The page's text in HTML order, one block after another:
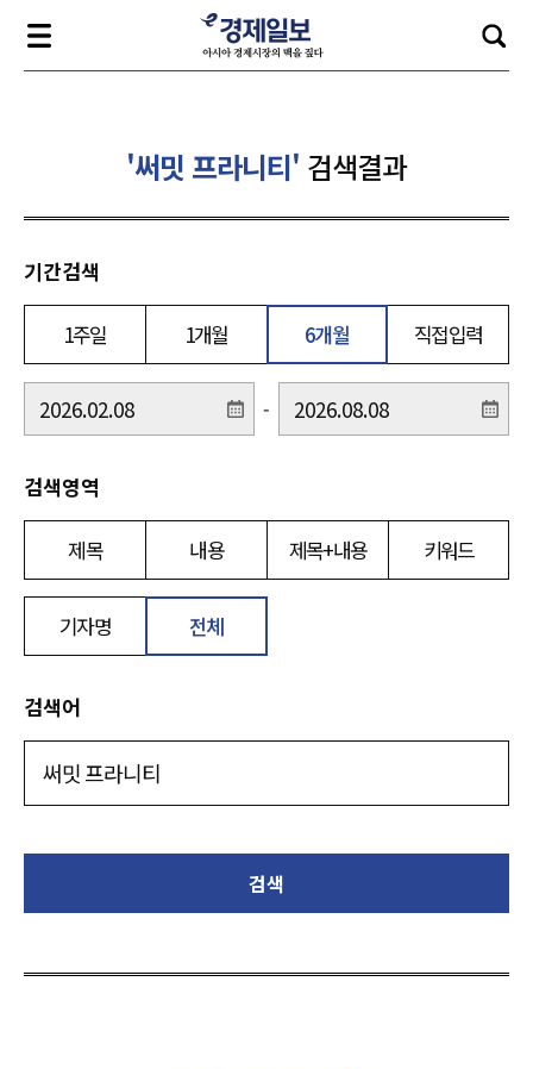
'써밋 프라니티' 검색결과
기간검색
1주일 1개월 6개월 직접입력
-
검색영역
제목 내용 제목+내용 키워드
기자명 전체
검색어
검색